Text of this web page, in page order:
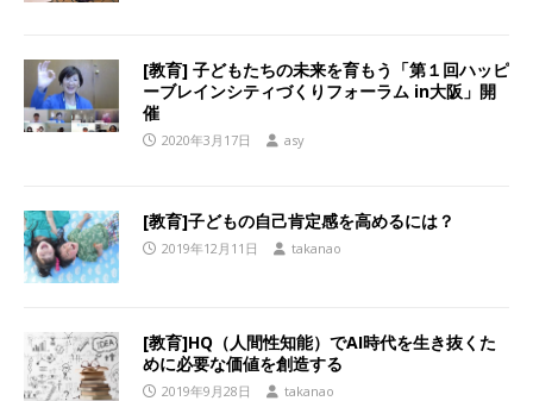
[教育] 子どもたちの未来を育もう「第１回ハッピ
ーブレインシティづくりフォーラム in大阪」開
催
2020年3月17日 asy
[教育]子どもの自己肯定感を高めるには？
2019年12月11日 takanao
[教育]HQ（人間性知能）でAI時代を生き抜くた
めに必要な価値を創造する
2019年9月28日 takanao